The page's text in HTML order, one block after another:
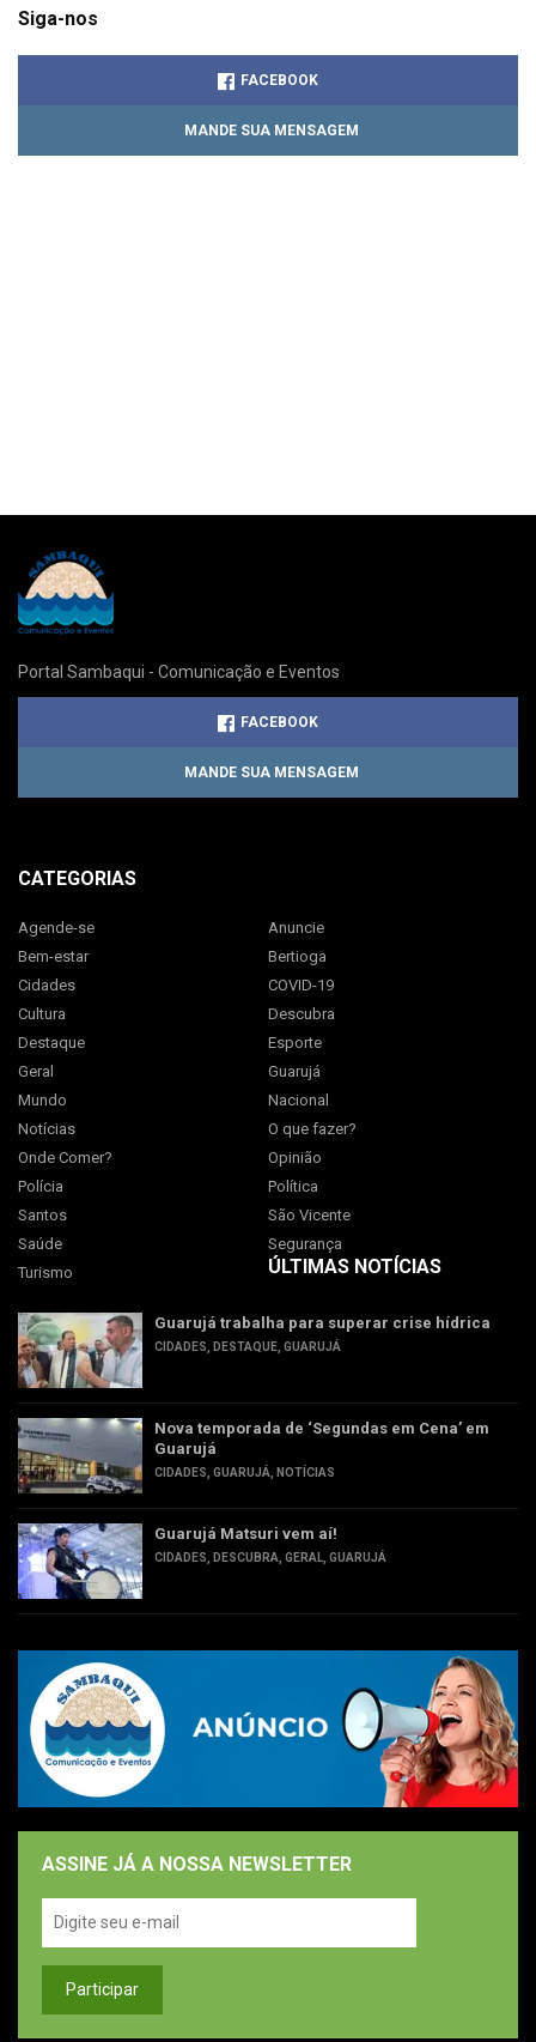
Siga-nos
FACEBOOK
MANDE SUA MENSAGEM
Portal Sambaqui - Comunicação e Eventos
FACEBOOK
MANDE SUA MENSAGEM
CATEGORIAS
Agende-se
Anuncie
Bem-estar
Bertioga
Cidades
COVID-19
Cultura
Descubra
Destaque
Esporte
Geral
Guarujá
Mundo
Nacional
Notícias
O que fazer?
Onde Comer?
Opinião
Polícia
Política
Santos
São Vicente
Saúde
Segurança
Turismo
ÚLTIMAS NOTÍCIAS
Guarujá trabalha para superar crise hídrica
CIDADES DESTAQUE GUARUJÁ
Nova temporada de ‘Segundas em Cena’ em
Guarujá
CIDADES GUARUJÁ NOTÍCIAS
Guarujá Matsuri vem aí!
CIDADES DESCUBRA GERAL GUARUJÁ
ASSINE JÁ A NOSSA NEWSLETTER